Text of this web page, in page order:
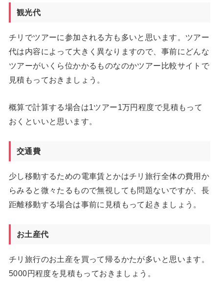
観光代
チリでツアーに参加される方も多いと思います。ツアー
代は内容によって大きく異なりますので、事前にどんな
ツアーがいくら位かかるものなのかツアー比較サイトで
見積もっておきましょう。
概算で計算する場合は1ツアー1万円程度で見積もって
おくといいと思います。
交通費
少し移動するための電車賃とかはチリ旅行全体の費用か
らみると微々たるもので無視しても問題ないですが、長
距離移動する場合は事前に見積もって起きましょう。
お土産代
チリ旅行のお土産を買って帰るかたが多いと思います。
5000円程度を見積もっておきましょう。